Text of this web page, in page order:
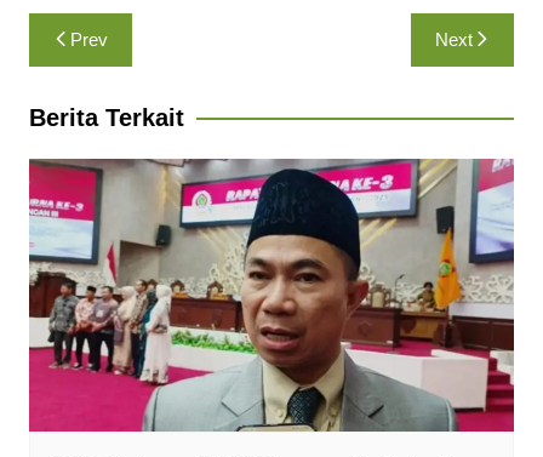
a
t
s
p
p
c
e
b
o
k
a
m
e
r
i
e
n
d
l
y
Navigasi
pos
Prev Next
Berita Terkait